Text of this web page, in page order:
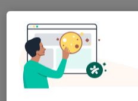
Badania diagnostyczne
Szczegóły
Badania stomatologiczne
Szczegóły